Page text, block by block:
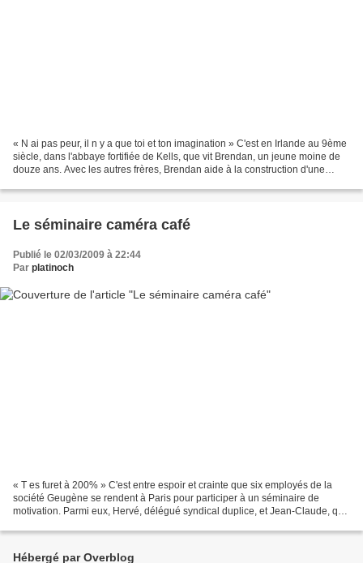
« N ai pas peur, il n y a que toi et ton imagination » C'est en Irlande au 9ème
siècle, dans l'abbaye fortifiée de Kells, que vit Brendan, un jeune moine de
douze ans. Avec les autres frères, Brendan aide à la construction d'une
Le séminaire caméra café
Publié le 02/03/2009 à 22:44
Par platinoch
« T es furet à 200% » C'est entre espoir et crainte que six employés de la
société Geugène se rendent à Paris pour participer à un séminaire de
motivation. Parmi eux, Hervé, délégué syndical duplice, et Jean-Claude, qui
Hébergé par Overblog